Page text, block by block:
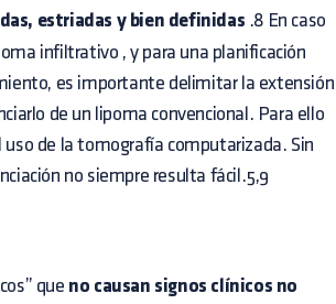
estriadas y bien definidas .8 En caso
infiltrativo , y para una planificación
es importante delimitar la extensión
de un lipoma convencional. Para ello
uso de la tomografía computarizada. Sin
no siempre resulta fácil.5,9
que no causan signos clínicos no